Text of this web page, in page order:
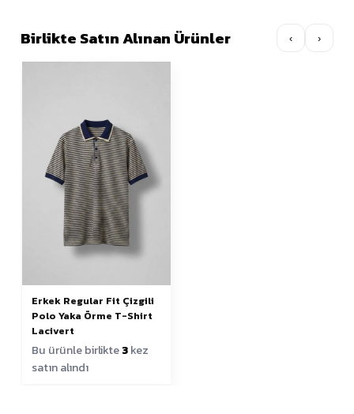
Birlikte Satın Alınan Ürünler ‹ ›
Erkek Regular Fit Çizgili
Polo Yaka Örme T-Shirt
Lacivert
Bu ürünle birlikte3kez
satın alındı